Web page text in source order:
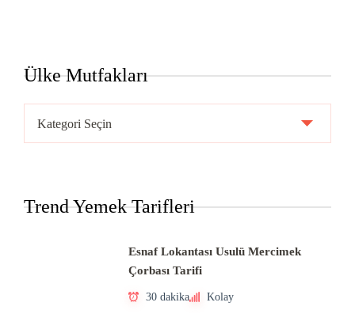
Ülke Mutfakları
Mutfakları
Trend Yemek Tarifleri
Esnaf Lokantası Usulü Mercimek
Çorbası Tarifi
30 dakika Kolay